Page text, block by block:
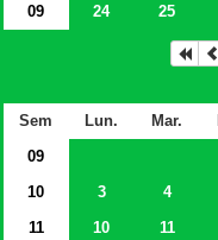
09
24 25
Sem Lun. Mar.
09
10
3 4
11
10 11